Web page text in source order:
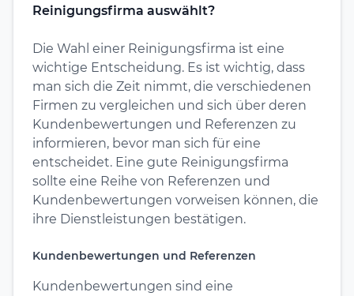
Reinigungsfirma auswählt?
Die Wahl einer Reinigungsfirma ist eine
wichtige Entscheidung. Es ist wichtig, dass
man sich die Zeit nimmt, die verschiedenen
Firmen zu vergleichen und sich über deren
Kundenbewertungen und Referenzen zu
informieren, bevor man sich für eine
entscheidet. Eine gute Reinigungsfirma
sollte eine Reihe von Referenzen und
Kundenbewertungen vorweisen können, die
ihre Dienstleistungen bestätigen.
Kundenbewertungen und Referenzen
Kundenbewertungen sind eine